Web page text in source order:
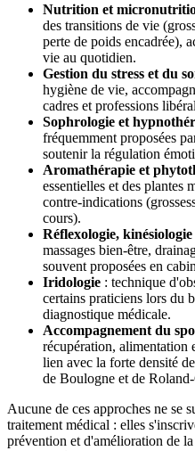
Nutrition et
des transitions de vie
perte de poids encadrée),
vie au quotidien.
Gestion du stress et du
hygiène de vie,
cadres et professions
Sophrologie et
fréquemment proposées
soutenir la régulation
Aromathérapie et
essentielles et des plantes
contre-indications
cours).
Réflexologie,
massages bien-être,
souvent proposées en
Iridologie : technique
certains praticiens lors du
diagnostique médicale.
Accompagnement du
récupération, alimentation
lien avec la forte densité
de Boulogne et de
Aucune de ces approches ne se
traitement médical : elles
prévention et d'amélioration de